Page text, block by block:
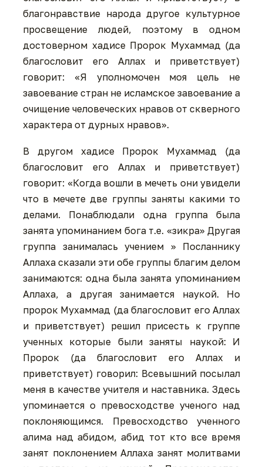
благонравствие народа другое культурное
просвещение людей, поэтому в одном
достоверном хадисе Пророк Мухаммад (да
благословит его Аллах и приветствует)
говорит: «Я уполномочен моя цель не
завоевание стран не исламское завоевание а
очищение человеческих нравов от скверного
характера от дурных нравов».
В другом хадисе Пророк Мухаммад (да
благословит его Аллах и приветствует)
говорит: «Когда вошли в мечеть они увидели
что в мечете две группы заняты какими то
делами. Понаблюдали одна группа была
занята упоминанием бога т.е. «зикра» Другая
группа занималась учением » Посланнику
Аллаха сказали эти обе группы благим делом
занимаются: одна была занята упоминанием
Аллаха, а другая занимается наукой. Но
пророк Мухаммад (да благословит его Аллах
и приветствует) решил присесть к группе
ученных которые были заняты наукой: И
Пророк (да благословит его Аллах и
приветствует) говорил: Всевышний посылал
меня в качестве учителя и наставника. Здесь
упоминается о превосходстве ученого над
поклоняющимся. Превосходство ученного
алима над абидом, абид тот кто все время
занят поклонением Аллаха занят молитвами